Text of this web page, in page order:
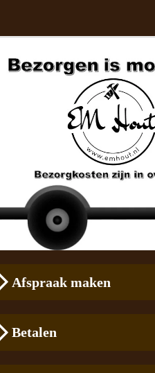
Afspraak maken
Betalen